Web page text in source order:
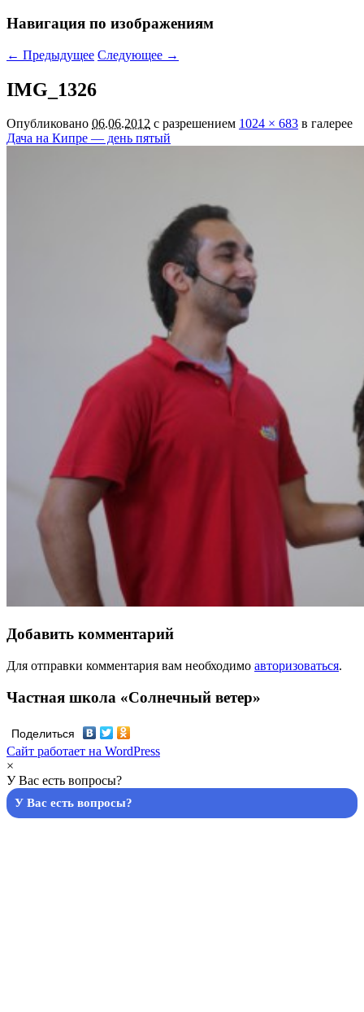
Навигация по изображениям
← Предыдущее Следующее →
IMG_1326
Опубликовано 06.06.2012 с разрешением 1024 × 683 в галерее
Дача на Кипре — день пятый
Добавить комментарий
Для отправки комментария вам необходимо авторизоваться.
Частная школа «Солнечный ветер»
Поделиться
Сайт работает на WordPress
×
У Вас есть вопросы?
У Вас есть вопросы?